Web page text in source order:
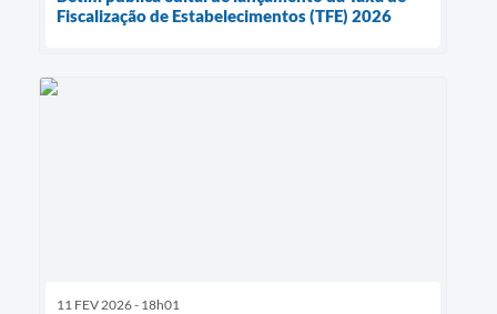
Fiscalização de Estabelecimentos (TFE) 2026
11 FEV 2026 - 18h01